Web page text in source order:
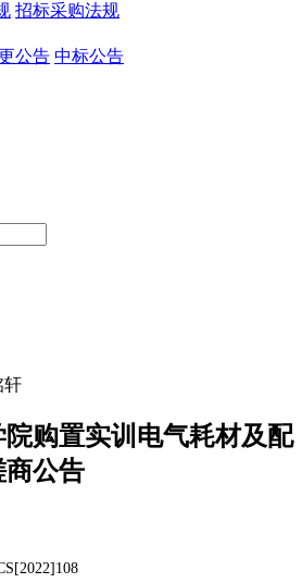
招标采购法规
公告 中标公告
轩
购置实训电气耗材及配
商公告
8